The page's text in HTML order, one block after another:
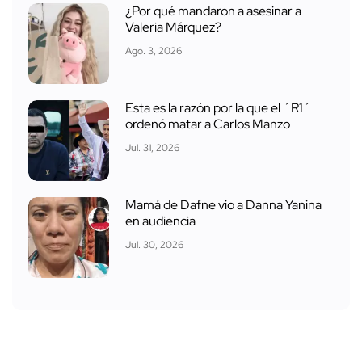
¿Por qué mandaron a asesinar a
Valeria Márquez?
Ago. 3, 2026
Esta es la razón por la que el ´R1´
ordenó matar a Carlos Manzo
Jul. 31, 2026
Mamá de Dafne vio a Danna Yanina
en audiencia
Jul. 30, 2026